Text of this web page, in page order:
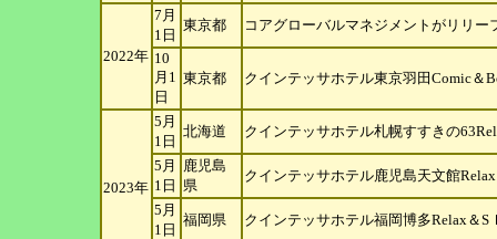
2022年
7月
1日
東京都
コアグローバルマネジメントがリリ
10
月1
日
東京都 クインテッサホテル東京羽田Comic＆
2023年
5月
1日
北海道 クインテッサホテル札幌すすきの
5月
1日
鹿児島
県
クインテッサホテル鹿児島天文館
5月
1日
福岡県 クインテッサホテル福岡博多Relax＆